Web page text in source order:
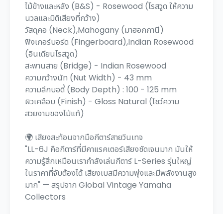
ไม้ข้างและหลัง (B&S) - Rosewood (โรสวูด ให้ความ
นวลและมิติเสียงที่กว้าง)
วัสดุคอ (Neck),Mahogany (มาฮอกกานี)
ฟิงเกอร์บอร์ด (Fingerboard),Indian Rosewood
(อินเดียนโรสวูด)
สะพานสาย (Bridge) - Indian Rosewood
ความกว้างนัท (Nut Width) - 43 mm
ความลึกบอดี้ (Body Depth) : 100 - 125 mm
ผิวเคลือบ (Finish) - Gloss Natural (โชว์ความ
สวยงามของไม้แท้)
🌍 เสียงสะท้อนจากมือกีตาร์สายวินเทจ
"LL-6J คือกีตาร์ที่มีคาแรคเตอร์เสียงชัดเจนมาก มันให้
ความรู้สึกเหมือนเรากำลังเล่นกีตาร์ L-Series รุ่นใหญ่
ในราคาที่จับต้องได้ เสียงเบสมีความพุ่งและมีพลังงานสูง
มาก" — สรุปจาก Global Vintage Yamaha
Collectors